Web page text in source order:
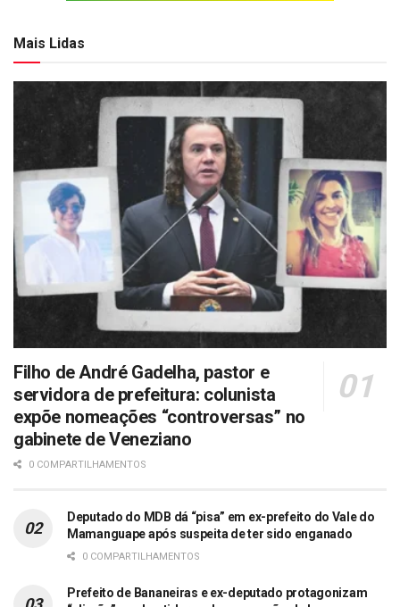
Mais Lidas
Filho de André Gadelha, pastor e
servidora de prefeitura: colunista
expõe nomeações “controversas” no
gabinete de Veneziano
0 COMPARTILHAMENTOS
Deputado do MDB dá “pisa” em ex-prefeito do Vale do
Mamanguape após suspeita de ter sido enganado
0 COMPARTILHAMENTOS
Prefeito de Bananeiras e ex-deputado protagonizam